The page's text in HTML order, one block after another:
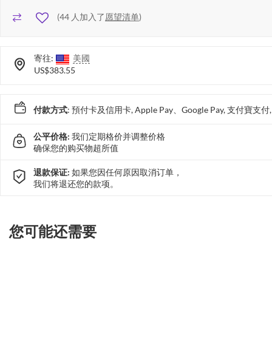
(44 人加入了愿望清单)
寄往:
美國
US$383.55
付款方式: 預付卡及信用卡, Apple Pay、Google Pay, 支付寶支
公平价格: 我们定期格价并调整价格
确保您的购买物超所值
退款保证: 如果您因任何原因取消订单，
我们将退还您的款项。
您可能还需要